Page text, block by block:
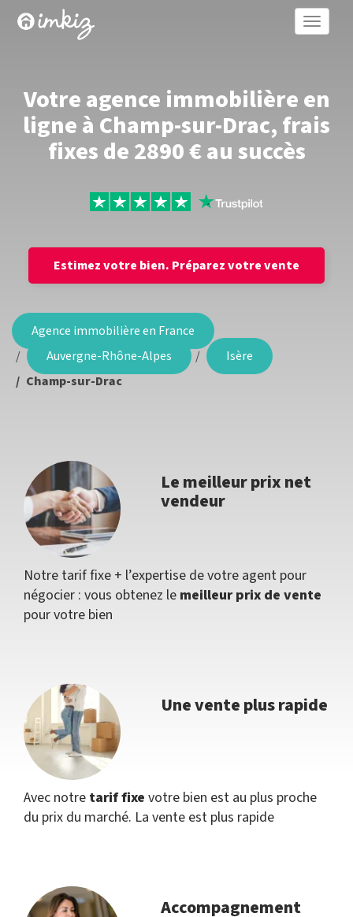
Toggle
Votre agence immobilière en
ligne à Champ-sur-Drac, frais
fixes de 2890 € au succès
Estimez votre bien. Préparez votre vente
Agence immobilière en France
Auvergne-Rhône-Alpes
Isère
Champ-sur-Drac
Le meilleur prix net
vendeur
Notre tarif fixe + l’expertise de votre agent pour
négocier : vous obtenez le meilleur prix de vente
pour votre bien
Une vente plus rapide
Avec notre tarif fixe votre bien est au plus proche
du prix du marché. La vente est plus rapide
Accompagnement